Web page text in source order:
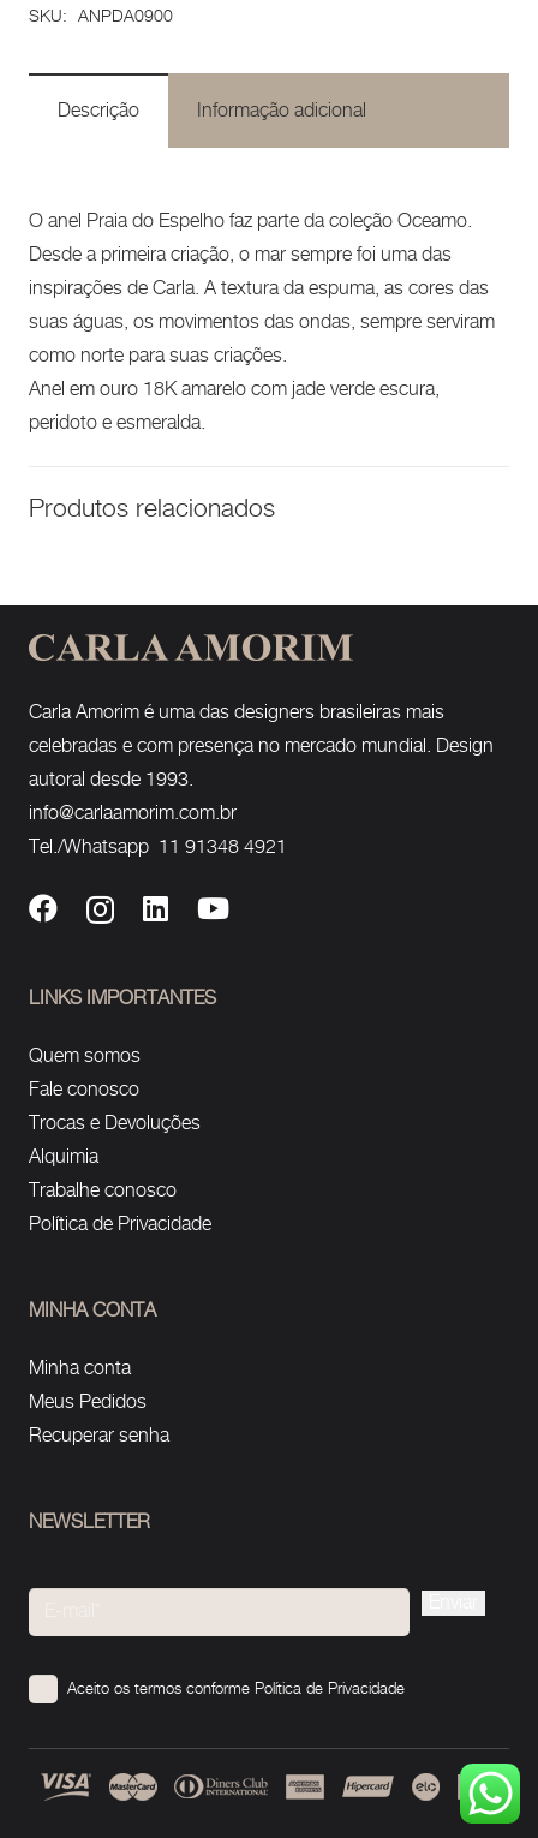
SKU: ANPDA0900
Descrição Informação adicional
O anel Praia do Espelho faz parte da coleção Oceamo.
Desde a primeira criação, o mar sempre foi uma das
inspirações de Carla. A textura da espuma, as cores das
suas águas, os movimentos das ondas, sempre serviram
como norte para suas criações.
Anel em ouro 18K amarelo com jade verde escura,
peridoto e esmeralda.
Produtos relacionados
Carla Amorim é uma das designers brasileiras mais
celebradas e com presença no mercado mundial. Design
autoral desde 1993.
info@carlaamorim.com.br
Tel./Whatsapp 11 91348 4921
LINKS IMPORTANTES
Quem somos
Fale conosco
Trocas e Devoluções
Alquimia
Trabalhe conosco
Política de Privacidade
MINHA CONTA
Minha conta
Meus Pedidos
Recuperar senha
NEWSLETTER
Aceito os termos conforme Política de Privacidade